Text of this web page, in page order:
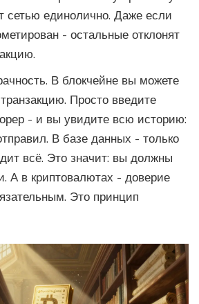
сетью единолично. Даже если
- остальные отклонят
В блокчейне вы можете
Просто введите
- и вы увидите всю историю:
В базе данных - только
всё. Это значит: вы должны
А в криптовалютах - доверие
Это принцип